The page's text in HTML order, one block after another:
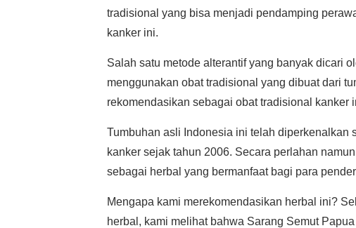
tradisional yang bisa menjadi pendamping
kanker ini.
Salah satu metode alterantif yang banyak dicari
menggunakan obat tradisional yang dibuat dari
rekomendasikan sebagai obat tradisional kanker
Tumbuhan asli Indonesia ini telah diperkenalkan
kanker sejak tahun 2006. Secara perlahan
sebagai herbal yang bermanfaat bagi para
Mengapa kami merekomendasikan herbal ini?
herbal, kami melihat bahwa Sarang Semut